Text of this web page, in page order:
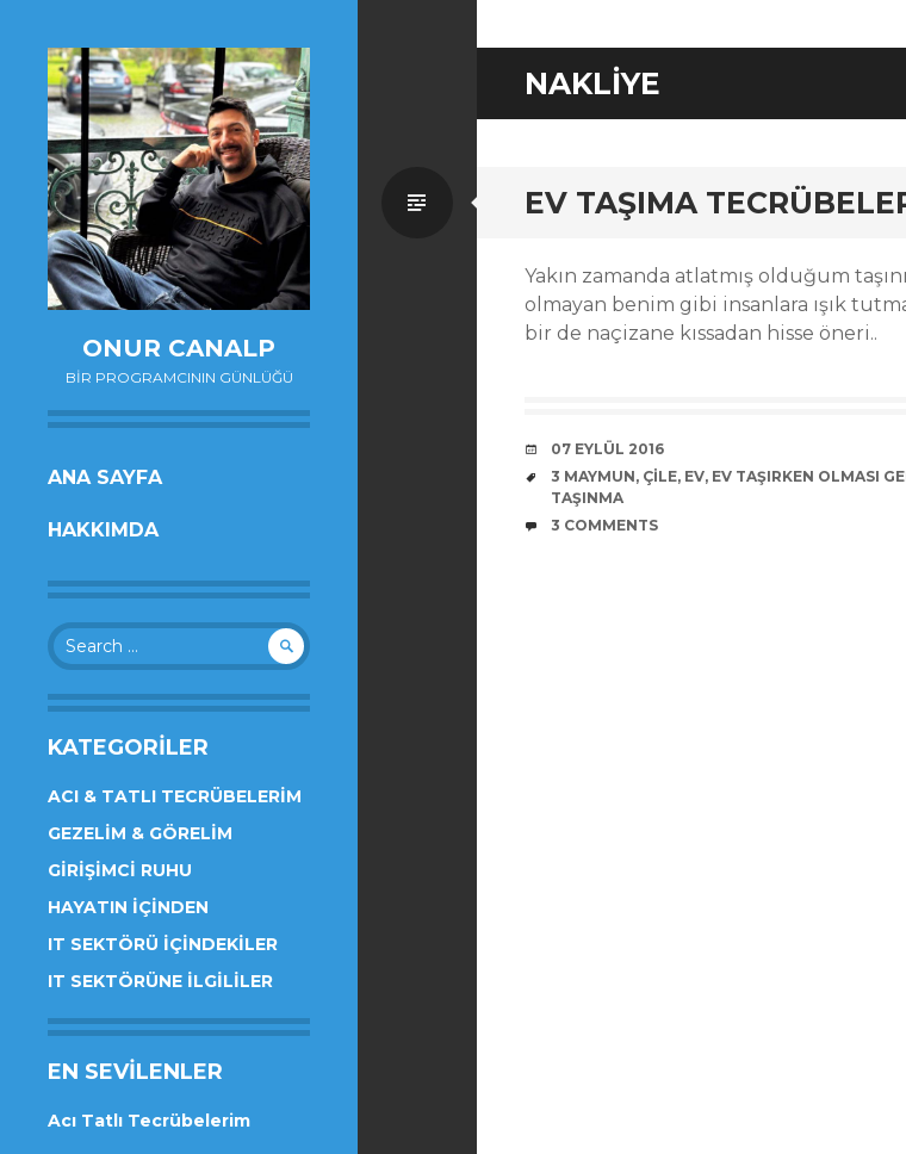
ONUR CANALP
BIR PROGRAMCININ GÜNLÜĞÜ
SKIP
CONTENT
ANA SAYFA
HAKKIMDA
Search
for:
KATEGORILER
ACI & TATLI TECRÜBELERIM
GEZELIM & GÖRELIM
GIRIŞIMCI RUHU
HAYATIN İÇINDEN
IT SEKTÖRÜ İÇINDEKILER
IT SEKTÖRÜNE İLGILILER
EN SEVILENLER
Acı Tatlı Tecrübelerim
NAKLIYE
EV TAŞIMA
Standard
Yakın zamanda atlatmış olduğum
olmayan benim gibi insanlara ışık
bir de naçizane kıssadan hisse öneri..
DATE
07 EYLÜL 2016
TAGS
3 MAYMUN, ÇILE, EV, EV TAŞIRKEN OLMASI
TAŞINMA
COMMENTS
3 COMMENTS